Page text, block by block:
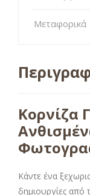
Μεταφορικά
Κορνίζα
Κάντε ένα
δημιουργίες από